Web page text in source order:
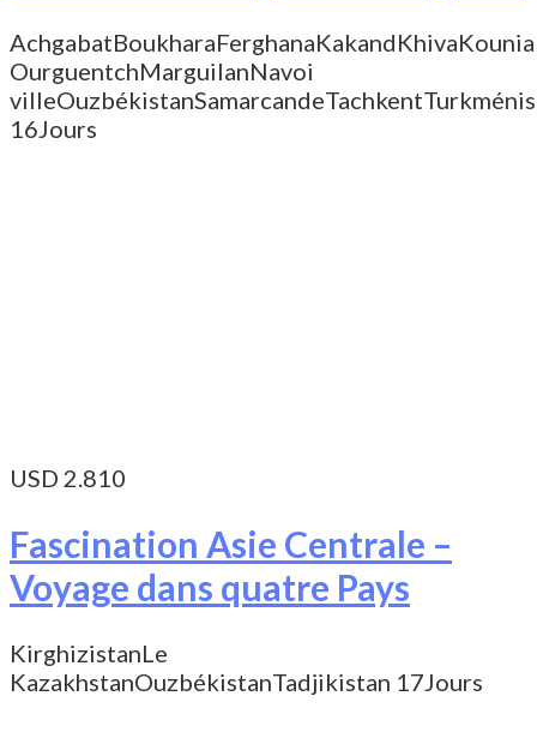
AchgabatBoukharaFerghanaKakandKhivaKounia
OurguentchMarguilanNavoi
villeOuzbékistanSamarcandeTachkent
16Jours
USD 2.810
Fascination Asie Centrale –
Voyage dans quatre Pays
KirghizistanLe
KazakhstanOuzbékistanTadjikistan 17Jours